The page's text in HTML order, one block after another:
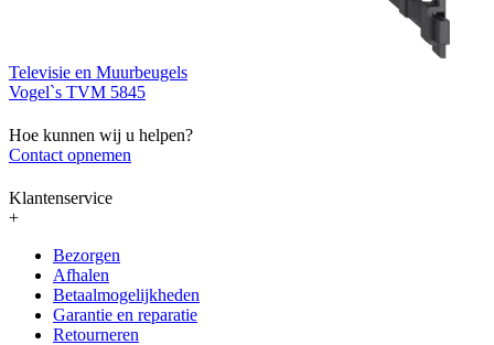
Televisie en Muurbeugels
Vogel`s TVM 5845
Hoe kunnen wij u helpen?
Contact opnemen
Klantenservice
+
Bezorgen
Afhalen
Betaalmogelijkheden
Garantie en reparatie
Retourneren